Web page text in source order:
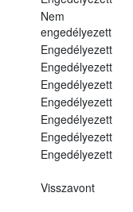
Nem
engedélyezett
Engedélyezett
Engedélyezett
Engedélyezett
Engedélyezett
Engedélyezett
Engedélyezett
Engedélyezett
Visszavont